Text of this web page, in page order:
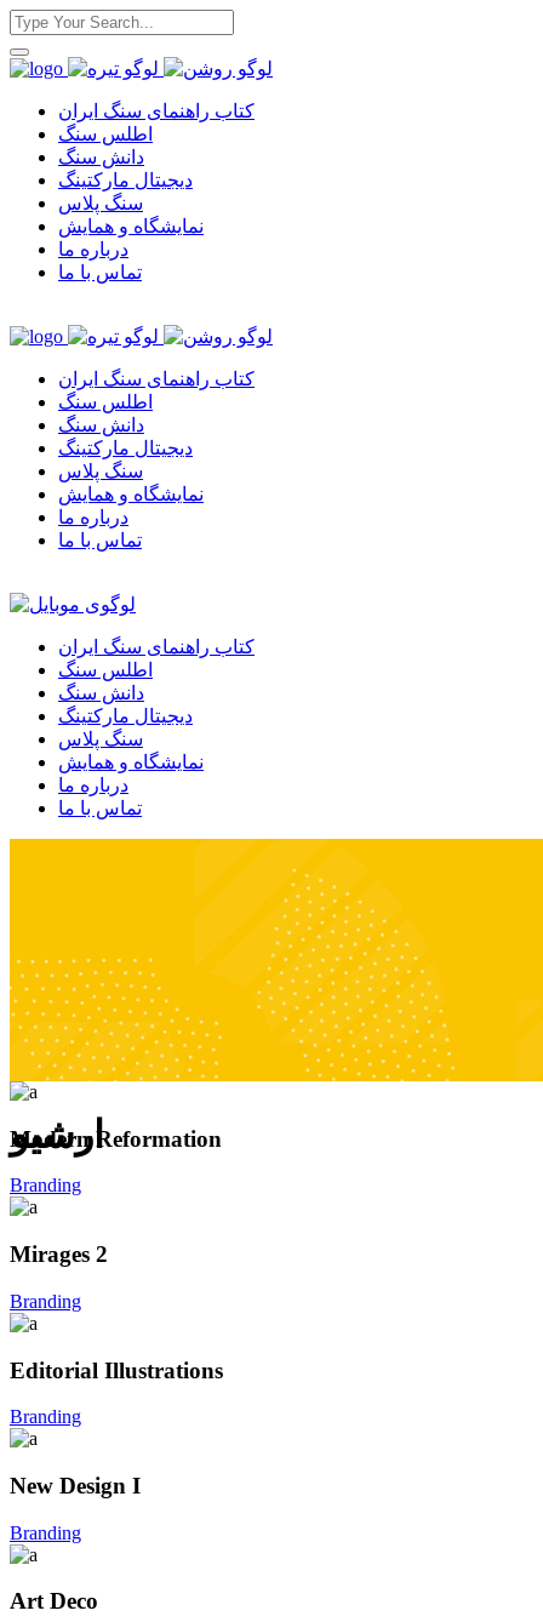
کتاب راهنمای سنگ ایران
اطلس سنگ
دانش سنگ
دیجیتال مارکتینگ
سنگ پلاس
نمایشگاه و همایش
درباره ما
تماس با ما
کتاب راهنمای سنگ ایران
اطلس سنگ
دانش سنگ
دیجیتال مارکتینگ
سنگ پلاس
نمایشگاه و همایش
درباره ما
تماس با ما
کتاب راهنمای سنگ ایران
اطلس سنگ
دانش سنگ
دیجیتال مارکتینگ
سنگ پلاس
نمایشگاه و همایش
درباره ما
تماس با ما
ارشیو
Modern Reformation
Branding
Mirages 2
Branding
Editorial Illustrations
Branding
New Design I
Branding
Art Deco